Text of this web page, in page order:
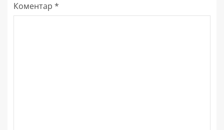
Коментар *